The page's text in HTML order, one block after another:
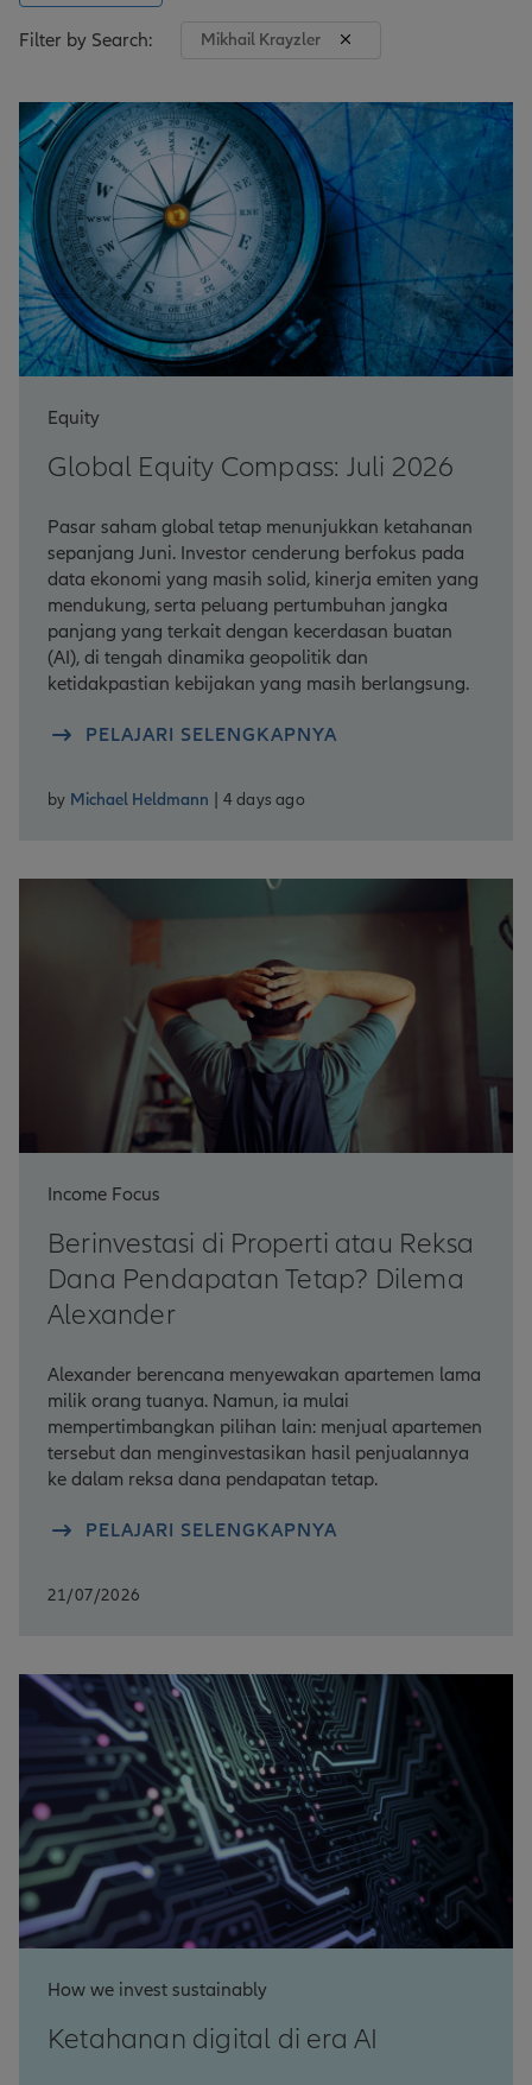
Filter by Search: Mikhail Krayzler
Equity
Global Equity Compass: Juli 2026
Pasar saham global tetap menunjukkan ketahanan
sepanjang Juni. Investor cenderung berfokus pada
data ekonomi yang masih solid, kinerja emiten yang
mendukung, serta peluang pertumbuhan jangka
panjang yang terkait dengan kecerdasan buatan
(AI), di tengah dinamika geopolitik dan
ketidakpastian kebijakan yang masih berlangsung.
PELAJARI SELENGKAPNYA
by Michael Heldmann | 4 days ago
Income Focus
Berinvestasi di Properti atau Reksa
Dana Pendapatan Tetap? Dilema
Alexander
Alexander berencana menyewakan apartemen lama
milik orang tuanya. Namun, ia mulai
mempertimbangkan pilihan lain: menjual apartemen
tersebut dan menginvestasikan hasil penjualannya
ke dalam reksa dana pendapatan tetap.
PELAJARI SELENGKAPNYA
21/07/2026
How we invest sustainably
Ketahanan digital di era AI